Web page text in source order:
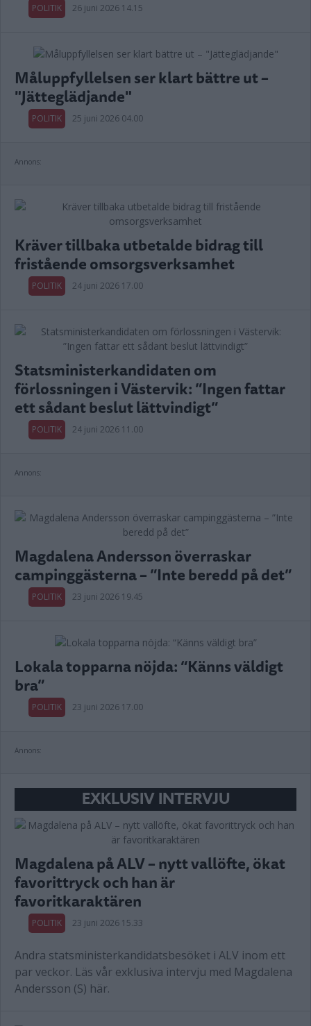
POLITIK 26 juni 2026 14.15
Måluppfyllelsen ser klart bättre ut –
"Jätteglädjande"
POLITIK 25 juni 2026 04.00
Annons:
Kräver tillbaka utbetalde bidrag till
fristående omsorgsverksamhet
POLITIK 24 juni 2026 17.00
Statsministerkandidaten om
förlossningen i Västervik: ”Ingen fattar
ett sådant beslut lättvindigt”
POLITIK 24 juni 2026 11.00
Annons:
Magdalena Andersson överraskar
campinggästerna – ”Inte beredd på det”
POLITIK 23 juni 2026 19.45
Lokala topparna nöjda: “Känns väldigt
bra”
POLITIK 23 juni 2026 17.00
Annons:
EXKLUSIV INTERVJU
Magdalena på ALV – nytt vallöfte, ökat
favorittryck och han är
favoritkaraktären
POLITIK 23 juni 2026 15.33
Andra statsministerkandidatsbesöket i ALV inom ett
par veckor. Läs vår exklusiva intervju med Magdalena
Andersson (S) här.